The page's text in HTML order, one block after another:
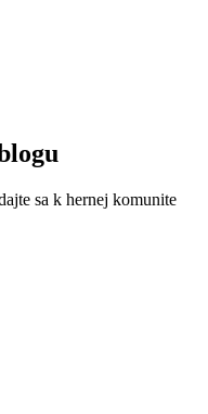
sa k hernej komunite